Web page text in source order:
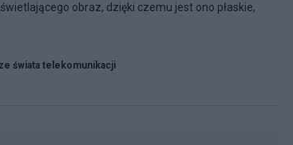
obraz, dzięki czemu jest ono płaskie,
świata telekomunikacji